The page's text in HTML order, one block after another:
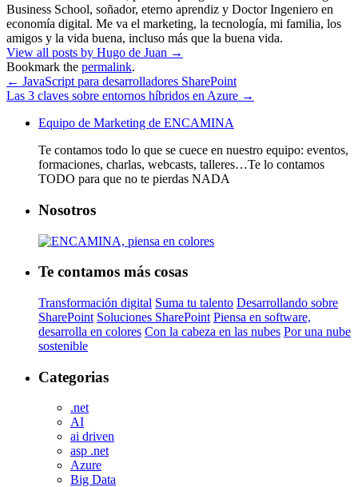
Business School, soñador, eterno aprendiz y Doctor Ingeniero en
economía digital. Me va el marketing, la tecnología, mi familia, los
amigos y la vida buena, incluso más que la buena vida.
View all posts by Hugo de Juan →
Bookmark the permalink.
← JavaScript para desarrolladores SharePoint
Las 3 claves sobre entornos híbridos en Azure →
Equipo de Marketing de ENCAMINA
Te contamos todo lo que se cuece en nuestro equipo: eventos,
formaciones, charlas, webcasts, talleres…Te lo contamos
TODO para que no te pierdas NADA
Nosotros
Te contamos más cosas
Transformación digital Suma tu talento Desarrollando sobre
SharePoint Soluciones SharePoint Piensa en software,
desarrolla en colores Con la cabeza en las nubes Por una nube
sostenible
Categorias
.net
AI
ai driven
asp .net
Azure
Big Data